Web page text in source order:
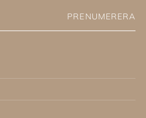
PRENUMERERA